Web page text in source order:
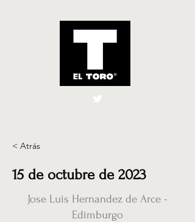
El Toro España
< Atrás
15 de octubre de 2023
Jose Luis Hernandez de Arce -
Edimburgo